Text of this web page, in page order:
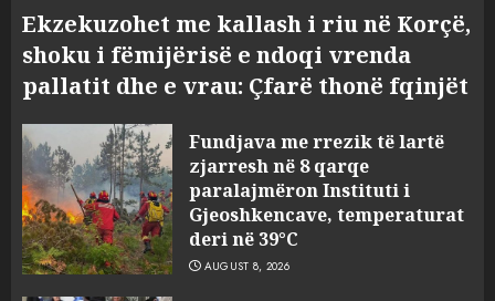
Ekzekuzohet me kallash i riu në Korçë,
shoku i fëmijërisë e ndoqi vrenda
pallatit dhe e vrau: Çfarë thonë fqinjët
Fundjava me rrezik të lartë
zjarresh në 8 qarqe
paralajmëron Instituti i
Gjeoshkencave, temperaturat
deri në 39°C
AUGUST 8, 2026